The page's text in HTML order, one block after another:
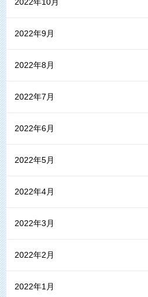
2022年9月
2022年8月
2022年7月
2022年6月
2022年5月
2022年4月
2022年3月
2022年2月
2022年1月